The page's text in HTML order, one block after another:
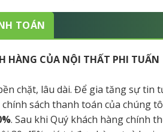
TOÁN
HÀNG CỦA NỘI THẤT PHI TUẤN
chặt, lâu dài. Để gia tăng sự tin
sách thanh toán của chúng
. Sau khi Quý khách hàng chính